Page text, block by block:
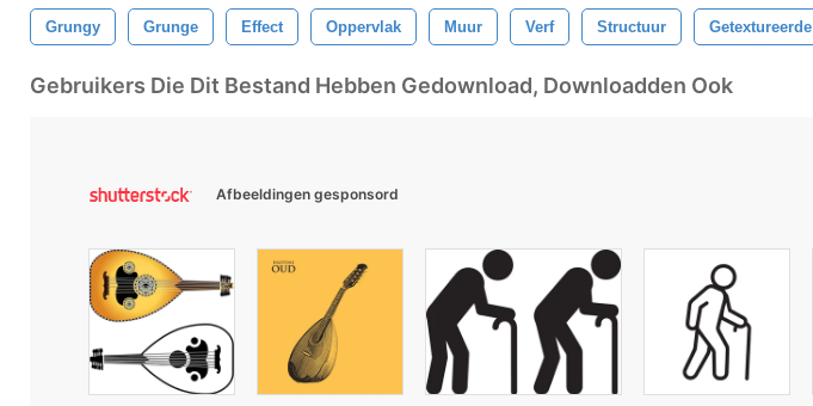
Grungy Grunge Effect Oppervlak Muur Verf Structuur Getextureerde
Gebruikers Die Dit Bestand Hebben Gedownload, Downloadden Ook
Afbeeldingen gesponsord